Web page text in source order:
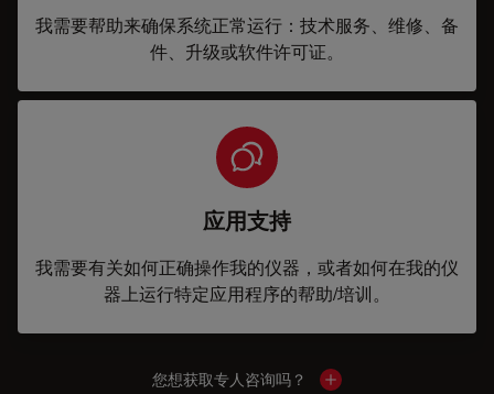
我需要帮助来确保系统正常运行：技术服务、维修、备
件、升级或软件许可证。
应用支持
我需要有关如何正确操作我的仪器，或者如何在我的仪
器上运行特定应用程序的帮助/培训。
您想获取专人咨询吗？ Show local contacts